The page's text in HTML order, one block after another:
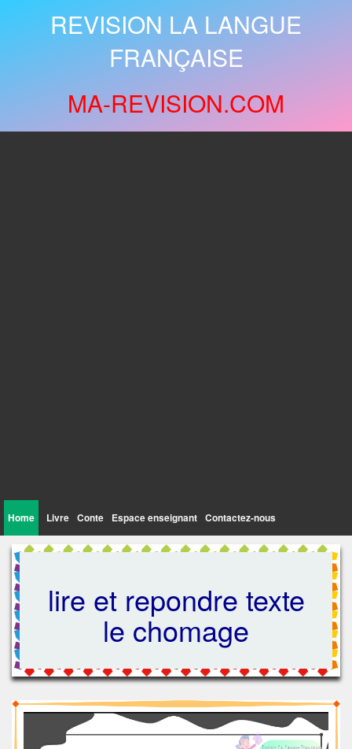
REVISION LA LANGUE
FRANÇAISE
MA-REVISION.COM
Home Livre Conte Espace enseignant Contactez-nous
lire et repondre texte
le chomage